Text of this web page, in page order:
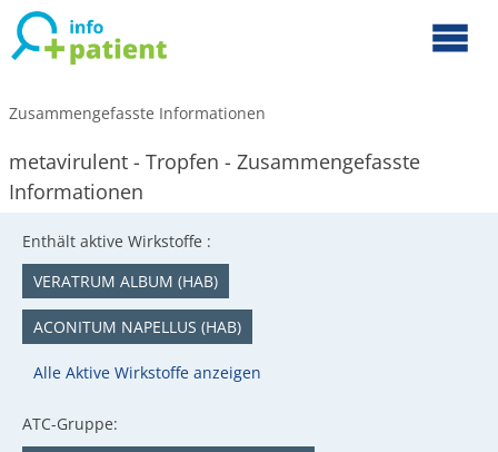
Zusammengefasste Informationen
metavirulent - Tropfen - Zusammengefasste
Informationen
Enthält aktive Wirkstoffe :
VERATRUM ALBUM (HAB)
ACONITUM NAPELLUS (HAB)
Alle Aktive Wirkstoffe anzeigen
ATC-Gruppe: